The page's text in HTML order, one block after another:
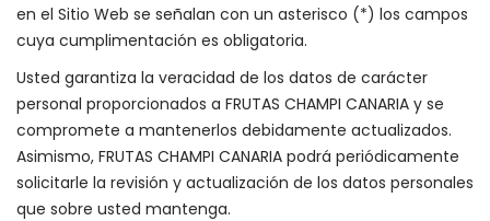
en el Sitio Web se señalan con un asterisco (*) los campos
cuya cumplimentación es obligatoria.
Usted garantiza la veracidad de los datos de carácter
personal proporcionados a FRUTAS CHAMPI CANARIA y se
compromete a mantenerlos debidamente actualizados.
Asimismo, FRUTAS CHAMPI CANARIA podrá periódicamente
solicitarle la revisión y actualización de los datos personales
que sobre usted mantenga.